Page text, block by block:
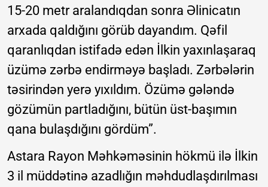
15-20 metr aralandıqdan sonra Əlinicatın
arxada qaldığını görüb dayandım. Qəfil
qaranlıqdan istifadə edən İlkin yaxınlaşaraq
üzümə zərbə endirməyə başladı. Zərbələrin
təsirindən yerə yıxıldım. Özümə gələndə
gözümün partladığını, bütün üst-başımın
qana bulaşdığını gördüm”.
Astara Rayon Məhkəməsinin hökmü ilə İlkin
3 il müddətinə azadlığın məhdudlaşdırılması